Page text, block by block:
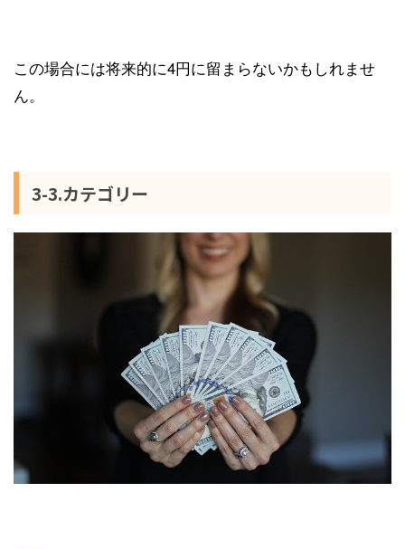
この場合には将来的に4円に留まらないかもしれませ
ん。
3-3.カテゴリー